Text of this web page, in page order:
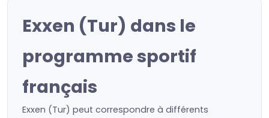
Exxen (Tur) dans le
programme sportif
français
Exxen (Tur) peut correspondre à différents